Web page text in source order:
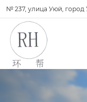
№ 237, улица Уюй, город